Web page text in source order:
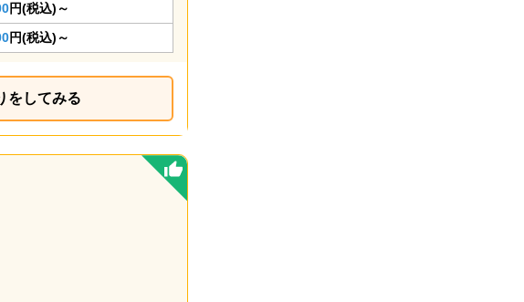
円(税込)～
円(税込)～
をしてみる